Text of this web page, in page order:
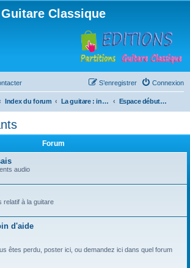
Guitare Classique
Connexion
S’enregistrer
Index du forum La guitare : instrument, cours et théorie Espace débutants
Forum
audio
relatif à la guitare
d'aide
êtes perdu, poster ici, ou demandez ici dans quel forum